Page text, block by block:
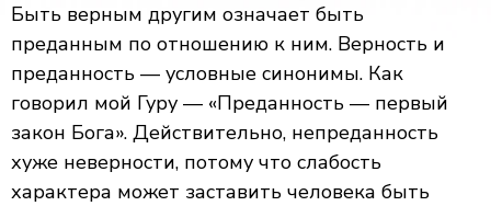
Быть верным другим означает быть
преданным по отношению к ним. Верность и
преданность — условные синонимы. Как
говорил мой Гуру — «Преданность — первый
закон Бога». Действительно, непреданность
хуже неверности, потому что слабость
характера может заставить человека быть